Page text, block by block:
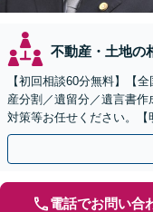
不動産・土地の
【初回相談60分無料】【
産分割／遺留分／遺言書
対策等お任せください。【
話相談可】
電話でお問い合